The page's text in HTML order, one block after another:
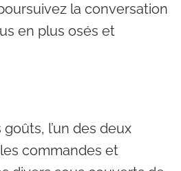
la conversation
en plus osés et
l’un des deux
commandes et